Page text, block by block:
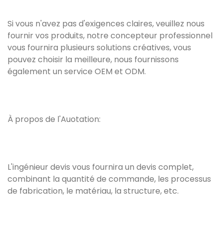
Si vous n'avez pas d'exigences claires, veuillez nous
fournir vos produits, notre concepteur professionnel
vous fournira plusieurs solutions créatives, vous
pouvez choisir la meilleure, nous fournissons
également un service OEM et ODM.
À propos de l'Auotation:
L'ingénieur devis vous fournira un devis complet,
combinant la quantité de commande, les processus
de fabrication, le matériau, la structure, etc.